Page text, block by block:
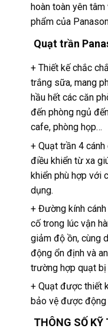
hoàn toàn yên
phẩm của
Quạt trần
+ Thiết kế chắc
trắng sữa, mang
hầu hết các căn
đến phòng ngủ
cafe, phòng họp…
+ Quạt trần 4
điều khiển từ xa
khiển phù hợp với
dụng.
+ Đường kính
cố trong lúc vận
giảm độ ồn, cùng
động ổn định và
trường hợp quạt bị
+ Quạt được thiết
bảo vệ được
THÔNG SỐ KỸ